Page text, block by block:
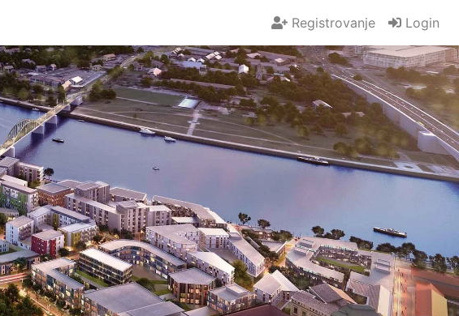
Registrovanje Login